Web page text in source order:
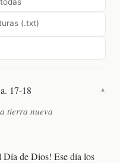
(.txt)
17-18 ▼
tierra nueva
Día de Dios! Ese día los